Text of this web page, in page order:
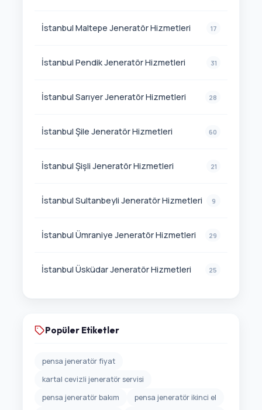
İstanbul Maltepe Jeneratör Hizmetleri 17
İstanbul Pendik Jeneratör Hizmetleri 31
İstanbul Sarıyer Jeneratör Hizmetleri 28
İstanbul Şile Jeneratör Hizmetleri 60
İstanbul Şişli Jeneratör Hizmetleri 21
İstanbul Sultanbeyli Jeneratör Hizmetleri 9
İstanbul Ümraniye Jeneratör Hizmetleri 29
İstanbul Üsküdar Jeneratör Hizmetleri 25
Popüler Etiketler
pensa jeneratör fiyat
kartal cevizli jeneratör servisi
pensa jeneratör bakım
pensa jeneratör ikinci el